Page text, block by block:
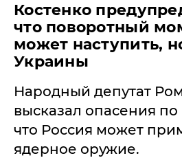
Костенко
что поворотный
может наступить,
Украины
Народный депутат
высказал опасения по
что Россия может
ядерное оружие.